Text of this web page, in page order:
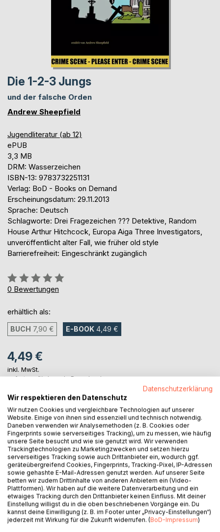
Die 1-2-3 Jungs
und der falsche Orden
Andrew Sheepfield
Jugendliteratur (ab 12)
ePUB
3,3 MB
DRM: Wasserzeichen
ISBN-13: 9783732251131
Verlag: BoD - Books on Demand
Erscheinungsdatum: 29.11.2013
Sprache: Deutsch
Schlagworte: Drei Fragezeichen ??? Detektive, Random
House Arthur Hitchcock, Europa Aiga Three Investigators,
unveröffentlicht alter Fall, wie früher old style
Barrierefreiheit: Eingeschränkt zugänglich
Bewertung::
0%
0 Bewertungen
erhältlich als:
BUCH 7,90 € E-BOOK 4,49 €
4,49 €
inkl. MwSt.
sofort verfügbar als Download
IN DEN WARENKORB
Auf die Merkliste
Titel bewerten
BESCHREIBUNG
Datenschutzerklärung
Wir respektieren den Datenschutz
Wir nutzen Cookies und vergleichbare Technologien auf unserer
Website. Einige von ihnen sind essenziell und technisch notwendig.
Daneben verwenden wir Analysemethoden (z. B. Cookies oder
Fingerprints sowie serverseitiges Tracking), um zu messen, wie häufig
unsere Seite besucht und wie sie genutzt wird. Wir verwenden
Trackingtechnologien zu Marketingzwecken und setzen hierzu
serverseitiges Tracking sowie auch Drittanbieter ein, wodurch ggf.
geräteübergreifend Cookies, Fingerprints, Tracking-Pixel, IP-Adressen
sowie gehashte E-Mail-Adressen genutzt werden. Auf unserer Seite
betten wir zudem Drittinhalte von anderen Anbietern ein (Video-
Plattformen). Wir haben auf die weitere Datenverarbeitung und ein
etwaiges Tracking durch den Drittanbieter keinen Einfluss. Mit deiner
Einstellung willigst du in die oben beschriebenen Vorgänge ein. Du
kannst deine Einwilligung (z. B. im Footer unter „Privacy-Einstellungen“)
jederzeit mit Wirkung für die Zukunft widerrufen. (BoD-Impressum)